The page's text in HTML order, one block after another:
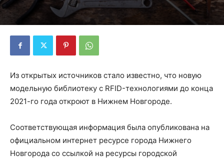
Из открытых источников стало известно, что новую
модельную библиотеку с RFID-технологиями до конца
2021-го года откроют в Нижнем Новгороде.
Соответствующая информация была опубликована на
официальном интернет ресурсе города Нижнего
Новгорода со ссылкой на ресурсы городской